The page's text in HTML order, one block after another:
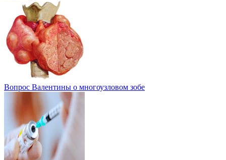
Вопрос Валентины о многоузловом зобе